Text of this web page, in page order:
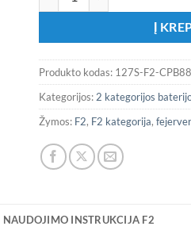
Į
Produkto kodas: 127S-F2-
Kategorijos: 2 kategorijos
Žymos: F2, F2 kategorija,
NAUDOJIMO INSTRUKCIJA F2